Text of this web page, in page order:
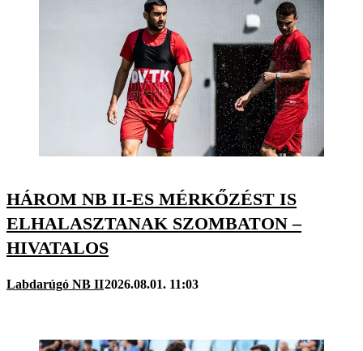
HÁROM NB II-ES MÉRKŐZÉST IS
ELHALASZTANAK SZOMBATON –
HIVATALOS
Labdarúgó NB II2026.08.01. 11:03